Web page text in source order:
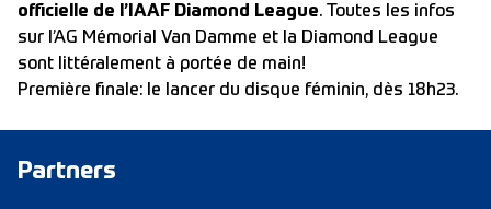
officielle de l’IAAF Diamond League. Toutes les infos
sur l’AG Mémorial Van Damme et la Diamond League
sont littéralement à portée de main!
Première finale: le lancer du disque féminin, dès 18h23.
Partners